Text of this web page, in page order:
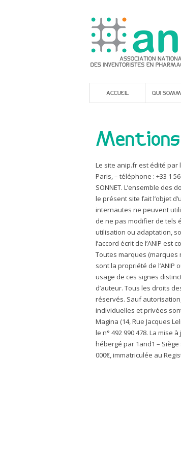
ACCUEIL QUI
Le site anip.fr est édité par
Paris, – téléphone : +33 1
SONNET. L’ensemble
le présent site fait l’objet
internautes ne peuvent
de ne pas modifier de tels
utilisation ou adaptation,
l’accord écrit de l’ANIP
Toutes marques
sont la propriété de
usage de ces signes
d’auteur. Tous les droits
réservés. Sauf
individuelles et privées
Magina (14, Rue Jacques
le n° 492 990 478. La mise
hébergé par 1and1 – Siège
000€, immatriculée au